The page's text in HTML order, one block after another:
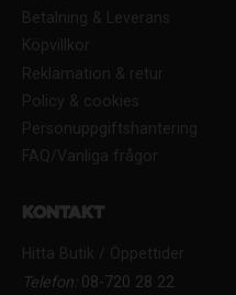
Betalning & Leverans
Köpvillkor
Reklamation & retur
Policy & cookies
Personuppgiftshantering
FAQ/Vanliga frågor
Kontakt
Hitta Butik / Öppettider
Telefon:08-720 28 22